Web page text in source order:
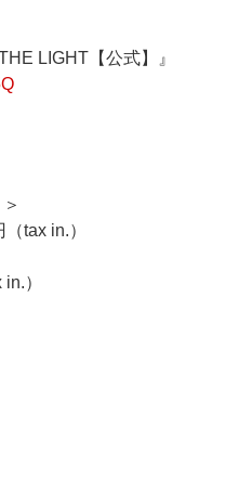
LIGHT【公式】』
tax in.）
）